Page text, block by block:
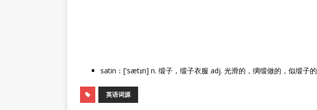
satin：['sætɪn] n. 缎子，缎子衣服 adj. 光滑的，绸缎做的，似缎子的
英语词源